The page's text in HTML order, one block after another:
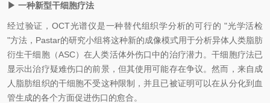
▶ 一种新型干细胞疗法
经过验证，OCT光谱仪是一种替代组织学分析的可行的 "光学活检
"方法， Pastar的研究小组将这种新的成像模式用于分析异体人类脂肪
衍生干细胞（ASC）在人类活体外伤口中的治疗潜力。干细胞疗法已
显示出治疗疑难伤口的前景，但其使用可能存在争议。然而，来自成
人脂肪组织的干细胞不受这种限制，并且已被证明可以在从分化到血
管生成的各个方面促进伤口的愈合。